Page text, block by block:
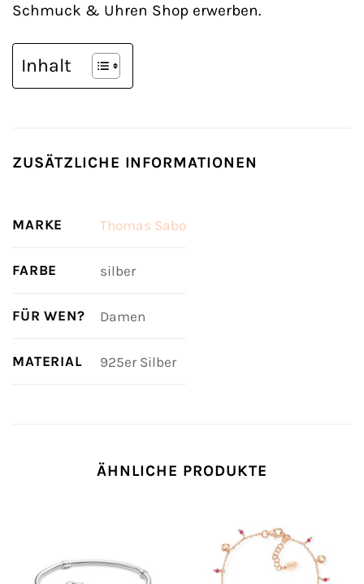
Schmuck & Uhren Shop erwerben.
Inhalt
ZUSÄTZLICHE INFORMATIONEN
MARKE Thomas Sabo
FARBE silber
FÜR WEN? Damen
MATERIAL 925er Silber
ÄHNLICHE PRODUKTE